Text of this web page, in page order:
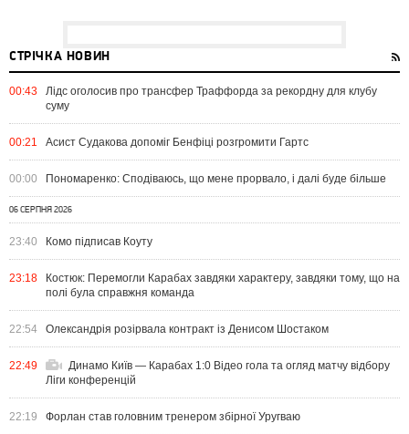
СТРІЧКА НОВИН
00:43
Лідс оголосив про трансфер Траффорда за рекордну для клубу
суму
00:21 Асист Судакова допоміг Бенфіці розгромити Гартс
00:00 Пономаренко: Сподіваюсь, що мене прорвало, і далі буде більше
06 СЕРПНЯ 2026
23:40 Комо підписав Коуту
23:18
Костюк: Перемогли Карабах завдяки характеру, завдяки тому, що на
полі була справжня команда
22:54 Олександрія розірвала контракт із Денисом Шостаком
22:49
Динамо Київ — Карабах 1:0 Відео гола та огляд матчу відбору
Ліги конференцій
22:19 Форлан став головним тренером збірної Уругваю